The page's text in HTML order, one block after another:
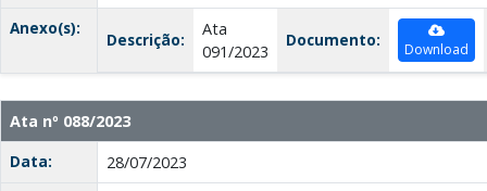
Anexo(s):
Descrição:
Ata
091/2023
Documento: Download
Ata nº 088/2023
Data:
28/07/2023